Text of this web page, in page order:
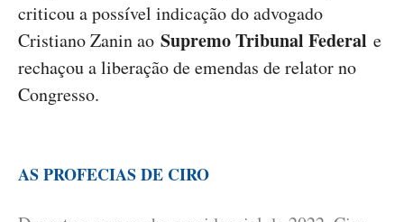
criticou a possível indicação do advogado
Cristiano Zanin ao Supremo Tribunal Federal e
rechaçou a liberação de emendas de relator no
Congresso.
AS PROFECIAS DE CIRO